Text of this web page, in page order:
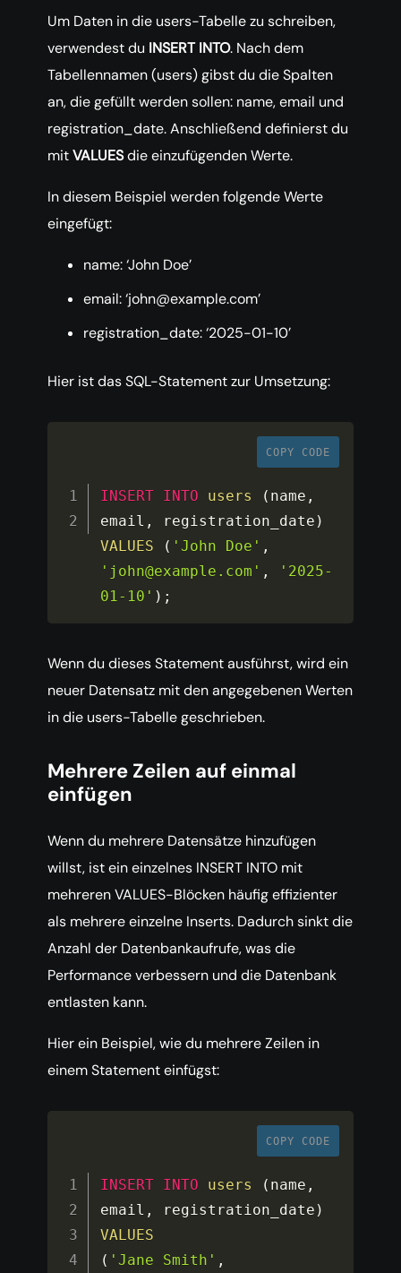
Um Daten in die users-Tabelle zu schreiben,
verwendest du INSERT INTO. Nach dem
Tabellennamen (users) gibst du die Spalten
an, die gefüllt werden sollen: name, email und
registration_date. Anschließend definierst du
mitVALUESdie einzufügenden Werte.
In diesem Beispiel werden folgende Werte
eingefügt:
name: ‘John Doe’
email: ‘john@example.com’
registration_date: ‘2025-01-10’
Hier ist das SQL-Statement zur Umsetzung:
COPY CODE
INSERT INTO users ( name ,
email , registration_date )
VALUES
( 'John Doe' ,
'john@example.com' ,
'2025-
01-10' ) ;
Wenn du dieses Statement ausführst, wird ein
neuer Datensatz mit den angegebenen Werten
in die users-Tabelle geschrieben.
Mehrere Zeilen auf einmal
einfügen
Wenn du mehrere Datensätze hinzufügen
willst, ist ein einzelnes INSERT INTO mit
mehreren VALUES-Blöcken häufig effizienter
als mehrere einzelne Inserts. Dadurch sinkt die
Anzahl der Datenbankaufrufe, was die
Performance verbessern und die Datenbank
entlasten kann.
Hier ein Beispiel, wie du mehrere Zeilen in
einem Statement einfügst:
COPY CODE
INSERT INTO users ( name ,
email , registration_date )
VALUES
( 'Jane Smith' ,